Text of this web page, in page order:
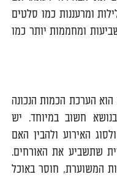
ומרעננות כמו סלטים
ומחממות יותר כמו
הוא הערכת הכמות הנכונה
חשוב במיוחד. יש
האירוע ולהבין האם
שתשביע את האורחים.
המשוערת, חוסר באוכל